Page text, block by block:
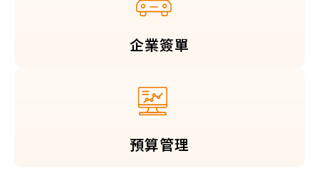
企業簽單
預算管理